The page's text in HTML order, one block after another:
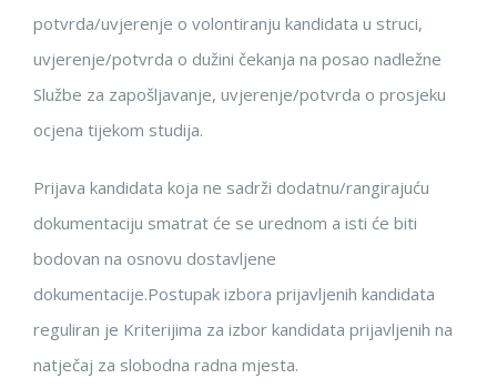
potvrda/uvjerenje o volontiranju kandidata u struci,
uvjerenje/potvrda o dužini čekanja na posao nadležne
Službe za zapošljavanje, uvjerenje/potvrda o prosjeku
ocjena tijekom studija.
Prijava kandidata koja ne sadrži dodatnu/rangirajuću
dokumentaciju smatrat će se urednom a isti će biti
bodovan na osnovu dostavljene
dokumentacije.Postupak izbora prijavljenih kandidata
reguliran je Kriterijima za izbor kandidata prijavljenih na
natječaj za slobodna radna mjesta.